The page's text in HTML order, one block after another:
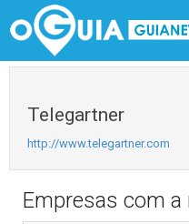
Telegartner
http://www.telegartner.com
Empresas com